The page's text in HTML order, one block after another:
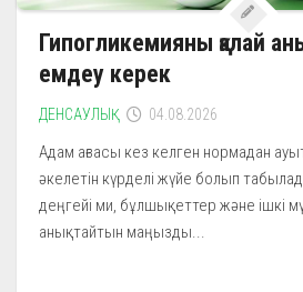
Гипогликемияны қалай
емдеу керек
ДЕНСАУЛЫҚ 04.08.2026
Адам ағзасы кез келген нормадан
әкелетін күрделі жүйе болып
деңгейі ми, бұлшықеттер және ішкі
анықтайтын маңызды...